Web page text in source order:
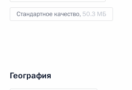
Стандартное качество, 50.3 МБ
География